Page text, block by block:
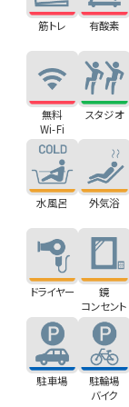
筋トレ 有酸素
無料
Wi-Fi
スタジオ
水風呂 外気浴
ドライヤー
鏡
コンセント
駐車場
駐輪場
バイク